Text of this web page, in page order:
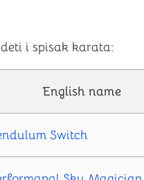
i spisak karata:
English name
Switch